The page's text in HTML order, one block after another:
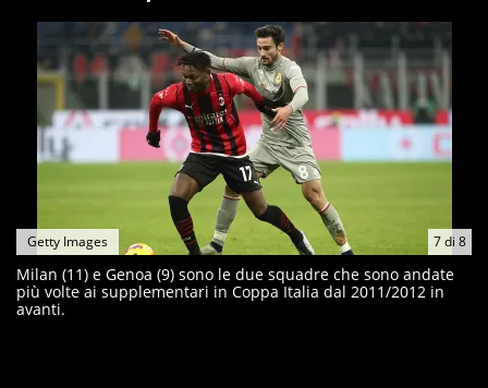
7di 8
Getty Images
Milan (11) e Genoa (9) sono le due squadre che sono andate
più volte ai supplementari in Coppa Italia dal 2011/2012 in
avanti.